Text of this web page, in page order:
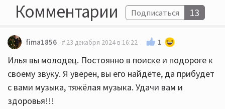
Комментарии Подписаться 13
fima1856 23 декабря 2024 в 16:22 1
Илья вы молодец. Постоянно в поиске и подороге к
своему звуку. Я уверен, вы его найдёте, да прибудет
с вами музыка, тяжёлая музыка. Удачи вам и
здоровья!!!